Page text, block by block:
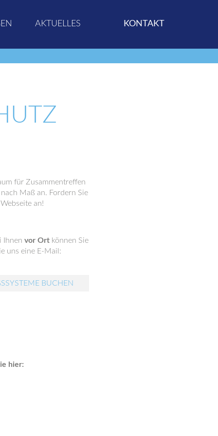
AKTUELLES KONTAKT
für Zusammentreffen
Maß an. Fordern Sie
an!
Ihnen vor Ortkönnen Sie
uns eine E-Mail:
BUCHEN
hier: